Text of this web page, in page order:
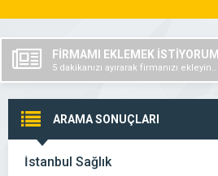
FİRMAMI EKLEMEK İSTİYORUM
5 dakikanızı ayırarak firmanızı ekleyin..
ARAMA SONUÇLARI
İstanbul Sağlık